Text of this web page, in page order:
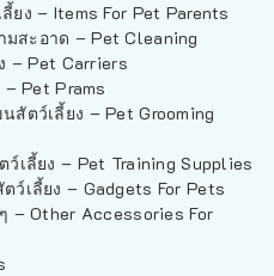
ยง – Items For Pet Parents
สะอาด – Pet Cleaning
– Pet Carriers
– Pet Prams
ตว์เลี้ยง – Pet Grooming
เลี้ยง – Pet Training Supplies
ว์เลี้ยง – Gadgets For Pets
– Other Accessories For